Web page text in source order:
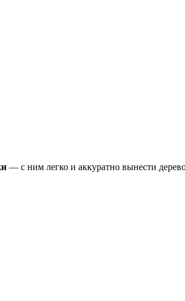
— с ним легко и аккуратно вынести